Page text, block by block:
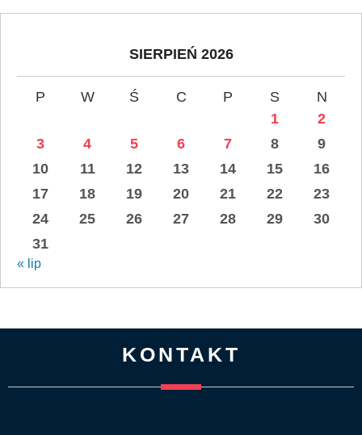
SIERPIEŃ 2026
P W Ś C P S
N
1
2
3
4 5 6 7 8
9
10
11 12 13 14 15
16
17
18 19 20 21 22
23
24
25 26 27 28 29
30
31
« lip
KONTAKT